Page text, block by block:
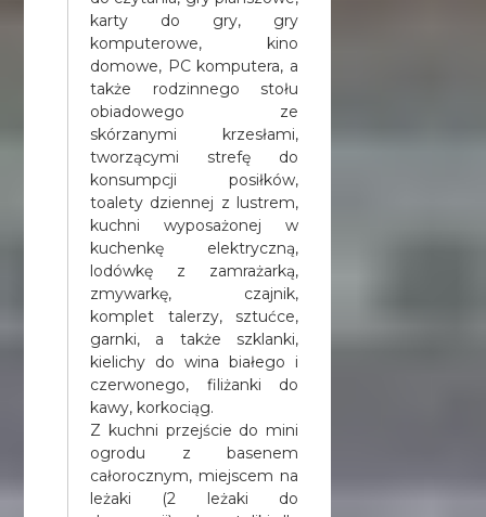
karty do gry, gry
komputerowe, kino
domowe, PC komputera, a
także rodzinnego stołu
obiadowego ze
skórzanymi krzesłami,
tworzącymi strefę do
konsumpcji posiłków,
toalety dziennej z lustrem,
kuchni wyposażonej w
kuchenkę elektryczną,
lodówkę z zamrażarką,
zmywarkę, czajnik,
komplet talerzy, sztućce,
garnki, a także szklanki,
kielichy do wina białego i
czerwonego, filiżanki do
kawy, korkociąg.
Z kuchni przejście do mini
ogrodu z basenem
całorocznym, miejscem na
leżaki (2 leżaki do